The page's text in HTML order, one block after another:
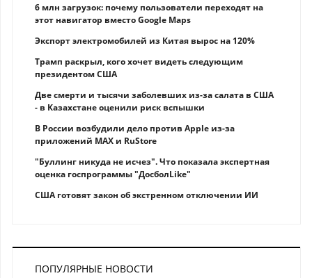
6 млн загрузок: почему пользователи переходят на
этот навигатор вместо Google Maps
Экспорт электромобилей из Китая вырос на 120%
Трамп раскрыл, кого хочет видеть следующим
президентом США
Две смерти и тысячи заболевших из-за салата в США
- в Казахстане оценили риск вспышки
В России возбудили дело против Apple из-за
приложений MAX и RuStore
"Буллинг никуда не исчез". Что показала экспертная
оценка госпрограммы "ДосболLike"
США готовят закон об экстренном отключении ИИ
ПОПУЛЯРНЫЕ НОВОСТИ